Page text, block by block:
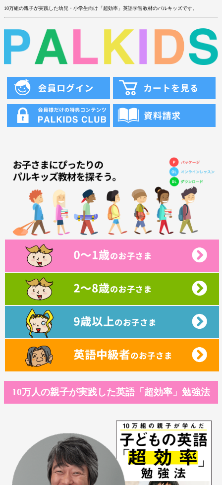
10万組の親子が実践した幼児・小学生向け「超効率」英語学習教材のパルキッズです。
10万人の親子が実践した英語「超効率」勉強法